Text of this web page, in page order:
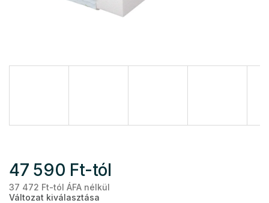
47 590 Ft-tól
37 472 Ft-tól ÁFA nélkül
Változat kiválasztása